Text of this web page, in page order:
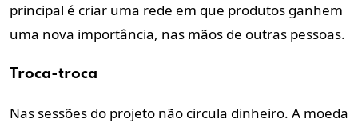
principal é criar uma rede em que produtos ganhem
uma nova importância, nas mãos de outras pessoas.
Troca-troca
Nas sessões do projeto não circula dinheiro. A moeda